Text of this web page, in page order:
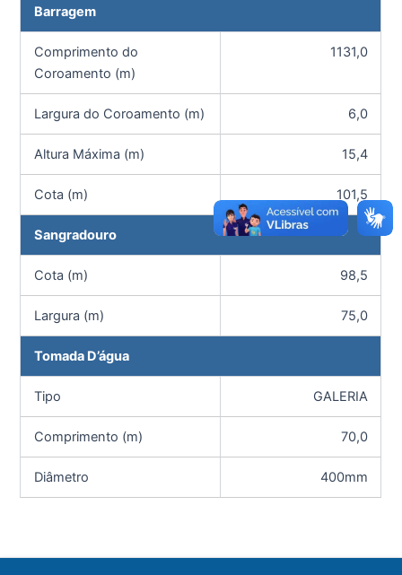
Barragem
Comprimento do
Coroamento (m)
1131,0
Largura do Coroamento (m) 6,0
Altura Máxima (m) 15,4
Cota (m) 101,5
Sangradouro
Cota (m) 98,5
Largura (m) 75,0
Tomada D’água
Tipo GALERIA
Comprimento (m) 70,0
Diâmetro 400mm